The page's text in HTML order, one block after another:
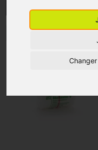
MENU/FILTRES
2 3 4 5 10